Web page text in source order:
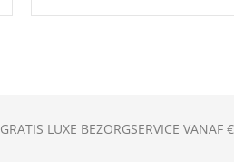
GRATIS LUXE BEZORGSERVICE VANAF